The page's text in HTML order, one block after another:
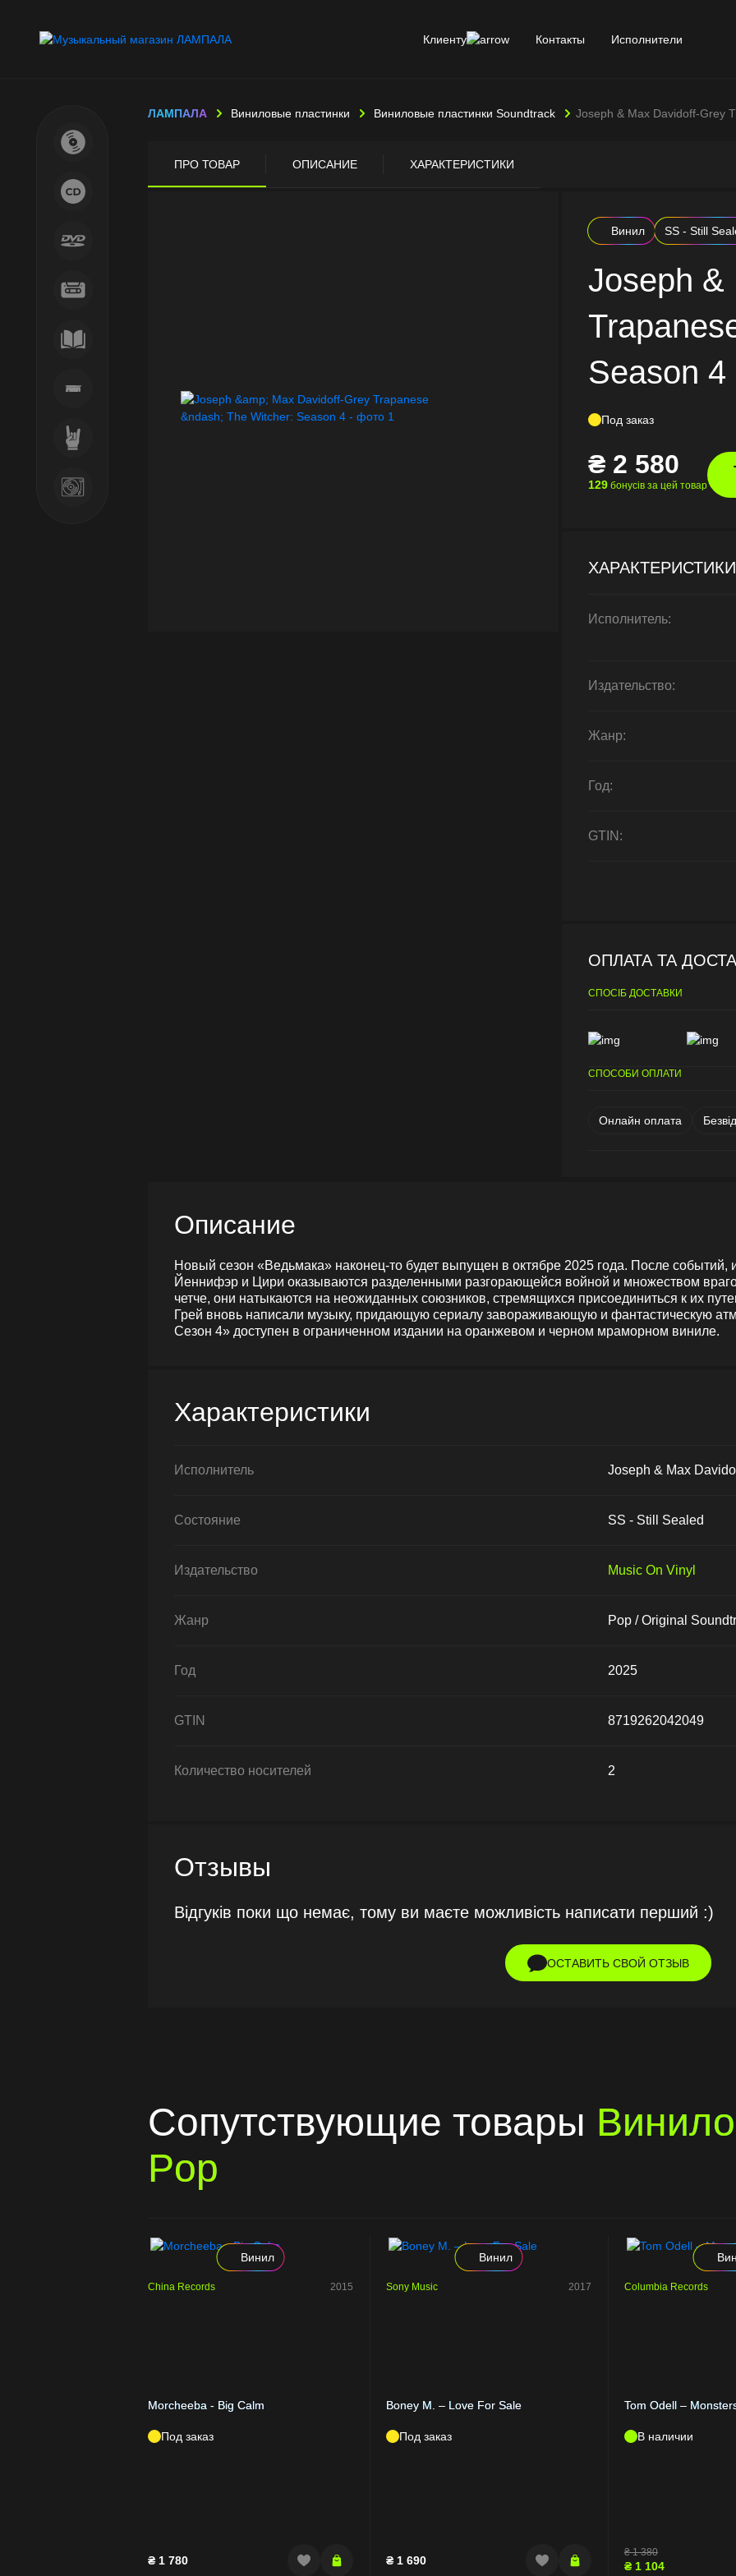
Клиенту Контакты Исполнители
ЛАМПАЛА Виниловые пластинки Виниловые пластинки Soundtrack Joseph & Max Davidoff-Grey
ПРО ТОВАР ОПИСАНИЕ ХАРАКТЕРИСТИКИ
Винил SS - Still
Joseph &
Season 4
Под заказ
₴ 2 580
129 бонусів за цей товар
ХАРАКТЕРИСТИКИ
Исполнитель:
Издательство:
Жанр:
Год:
GTIN:
ОПЛАТА ТА
СПОСІБ ДОСТАВКИ
СПОСОБИ ОПЛАТИ
Онлайн оплата
Описание
Новый сезон «Ведьмака» наконец-то будет выпущен в октябре 2025 года. После событий,
Йеннифэр и Цири оказываются разделенными разгорающейся войной и множеством
четче, они натыкаются на неожиданных союзников, стремящихся присоединиться к их
Грей вновь написали музыку, придающую сериалу завораживающую и фантастическую
Сезон 4» доступен в ограниченном издании на оранжевом и черном мраморном виниле.
Характеристики
Исполнитель Joseph & Max
Состояние SS - Still Sealed
Издательство Music On Vinyl
Жанр Pop / Original
Год 2025
GTIN 8719262042049
Количество носителей 2
Отзывы
Відгуків поки що немає, тому ви маєте можливість написати перший :)
ОСТАВИТЬ СВОЙ ОТЗЫВ
Сопутствующие товары
Pop
Винил
China Records 2015
Morcheeba - Big Calm
Под заказ
₴ 1 780
Винил
Sony Music 2017
Boney M. – Love For Sale
Под заказ
₴ 1 690
Columbia Records
Tom Odell –
В наличии
₴1 380
₴ 1 104